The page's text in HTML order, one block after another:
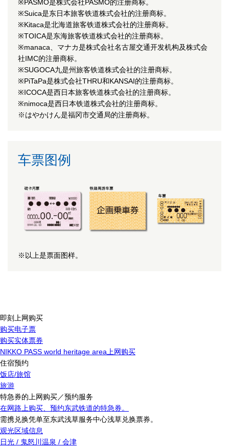
※PASMO是株式会社PASMO的注册商标。
※Suica是东日本旅客铁道株式会社的注册商标。
※Kitaca是北海道旅客铁道株式会社的注册商标。
※TOICA是东海旅客铁道株式会社的注册商标。
※manaca、マナカ是株式会社名古屋交通开发机构及株式会
社IMC的注册商标。
※SUGOCA九是州旅客铁道株式会社的注册商标。
※PiTaPa是株式会社THRU和KANSAI的注册商标。
※ICOCA是西日本旅客铁道株式会社的注册商标。
※nimoca是西日本铁道株式会社的注册商标。
※はやかけん是福冈市交通局的注册商标。
车票图例
※以上是票面图样。
即刻上网购买
购买电子票
购买实体票券
NIKKO PASS world heritage area上网购买
住宿预约
饭店/旅馆
旅游
特急券的上网购买／预约服务
在网路上购买、预约东武铁道的特急券。
需携兑换凭单至东武浅草服务中心浅草兑换票券。
观光区域信息
日光 / 鬼怒川温泉 / 会津